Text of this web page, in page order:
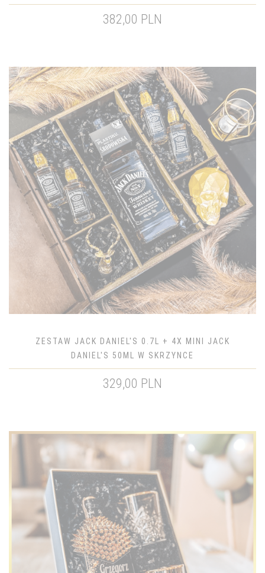
URODZINY
382,00 PLN
ZESTAW JACK DANIEL'S 0.7L + 4X MINI JACK
DANIEL'S 50ML W SKRZYNCE
329,00 PLN